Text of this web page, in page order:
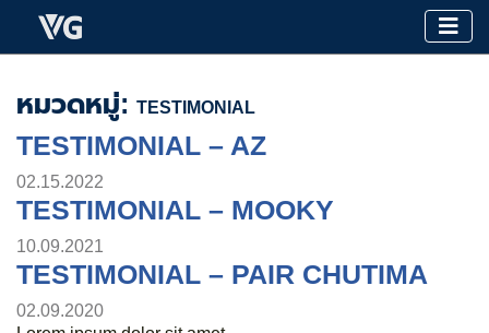
หมวดหมู่: TESTIMONIAL
TESTIMONIAL – AZ
02.15.2022
TESTIMONIAL – MOOKY
10.09.2021
TESTIMONIAL – PAIR CHUTIMA
02.09.2020